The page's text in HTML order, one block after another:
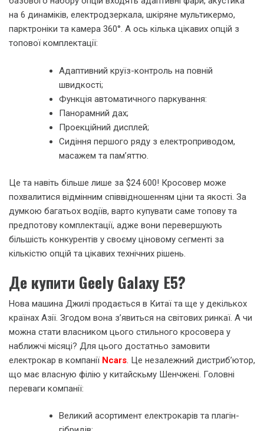
на 6 динаміків, електродзеркала, шкіряне мультикермо,
парктроніки та камера 360°. А ось кілька цікавих опцій з
топової комплектації:
Адаптивний круїз-контроль на повній
швидкості;
Функція автоматичного паркування:
Панорамний дах;
Проекційний дисплей;
Сидіння першого ряду з електроприводом,
масажем та пам’яттю.
Це та навіть більше лише за $24 600! Кросовер може
похвалитися відмінним співвідношенням ціни та якості. За
думкою багатьох водіїв, варто купувати саме топову та
предпотову комплектації, адже вони перевершують
більшість конкурентів у своєму ціновому сегменті за
кількістю опцій та цікавих технічних рішень.
Де купити Geely Galaxy E5?
Нова машина Джилі продається в Китаї та ще у декількох
країнах Азії. Згодом вона з’явиться на світових ринкаї. А чи
можна стати власником цього стильного кросовера у
наближчі місяці? Для цього достатньо замовити
електрокар в компанії Ncars . Це незалежний дистриб’ютор,
що має власную філію у китайскьму Шенчжені. Головні
переваги компанії:
Великий асортимент електрокарів та плагін-